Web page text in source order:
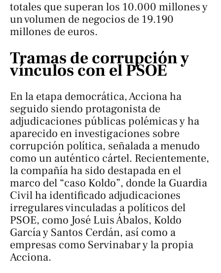
totales que superan los 10.000 millones y
un volumen de negocios de 19.190
millones de euros.
Tramas de corrupción y
vínculos con el PSOE
En la etapa democrática, Acciona ha
seguido siendo protagonista de
adjudicaciones públicas polémicas y ha
aparecido en investigaciones sobre
corrupción política, señalada a menudo
como un auténtico cártel. Recientemente,
la compañía ha sido destapada en el
marco del “caso Koldo”, donde la Guardia
Civil ha identificado adjudicaciones
irregulares vinculadas a políticos del
PSOE, como José Luis Ábalos, Koldo
García y Santos Cerdán, así como a
empresas como Servinabar y la propia
Acciona.